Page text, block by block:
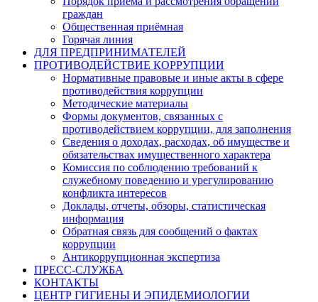
граждан
Общественная приёмная
Горячая линия
ДЛЯ ПРЕДПРИНИМАТЕЛЕЙ
ПРОТИВОДЕЙСТВИЕ КОРРУПЦИИ
Нормативные правовые и иные акты в сфере
противодействия коррупции
Методические материалы
Формы документов, связанных с
противодействием коррупции, для заполнения
Сведения о доходах, расходах, об имуществе и
обязательствах имущественного характера
Комиссия по соблюдению требований к
служебному поведению и урегулированию
конфликта интересов
Доклады, отчеты, обзоры, статистическая
информация
Обратная связь для сообщений о фактах
коррупции
Антикоррупционная экспертиза
ПРЕСС-СЛУЖБА
КОНТАКТЫ
ЦЕНТР ГИГИЕНЫ И ЭПИДЕМИОЛОГИИ